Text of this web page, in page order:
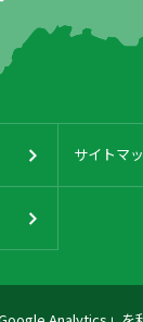
サイトマ